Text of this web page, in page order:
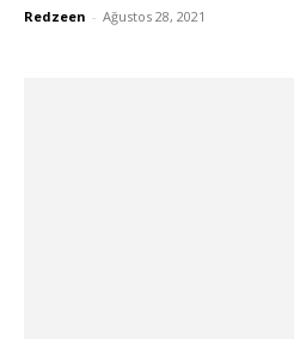
Redzeen - Ağustos 28, 2021